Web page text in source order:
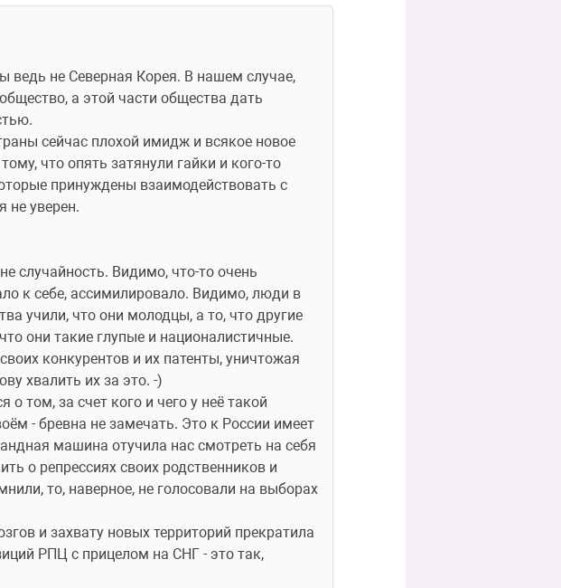
ведь не Северная Корея. В нашем случае,
а этой части общества дать
сейчас плохой имидж и всякое новое
что опять затянули гайки и кого-то
принуждены взаимодействовать с
не уверен.
случайность. Видимо, что-то очень
к себе, ассимилировало. Видимо, люди в
учили, что они молодцы, а то, что другие
они такие глупые и националистичные.
конкурентов и их патенты, уничтожая
хвалить их за это. -)
том, за счет кого и чего у неё такой
- бревна не замечать. Это к России имеет
машина отучила нас смотреть на себя
о репрессиях своих родственников и
то, наверное, не голосовали на выборах
и захвату новых территорий прекратила
РПЦ с прицелом на СНГ - это так,